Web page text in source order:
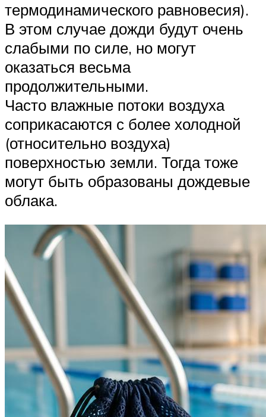
термодинамического равновесия).
В этом случае дожди будут очень
слабыми по силе, но могут
оказаться весьма
продолжительными.
Часто влажные потоки воздуха
соприкасаются с более холодной
(относительно воздуха)
поверхностью земли. Тогда тоже
могут быть образованы дождевые
облака.